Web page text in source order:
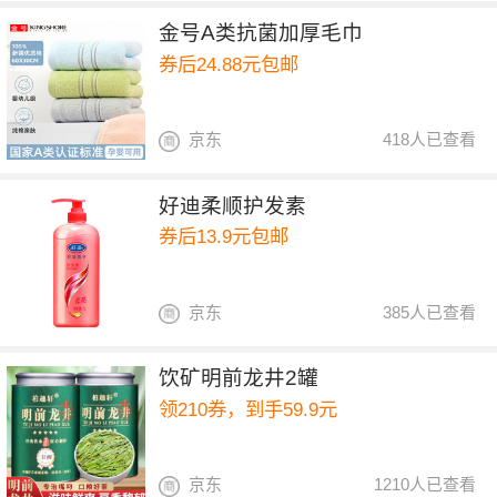
金号A类抗菌加厚毛巾
券后24.88元包邮
418人已查看
京东
好迪柔顺护发素
券后13.9元包邮
385人已查看
京东
饮矿明前龙井2罐
领210券，到手59.9元
1210人已查看
京东